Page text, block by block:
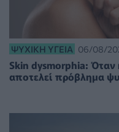
ΨΥΧΙΚΉ ΥΓΕΊΑ 06/08/
Skin dysmorphia: Όταν
αποτελεί πρόβλημα